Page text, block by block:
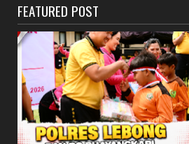
Saat Amal Masjid
Mengharu-
August 07, 2026
HONDA
Honda CUV e: Motor
Keunggulan
August 07, 2026
FEATURED POST